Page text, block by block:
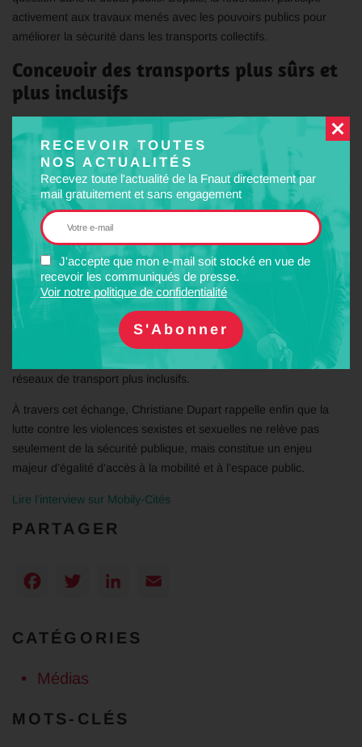
RECEVOIR TOUTES
NOS ACTUALITÉS
Recevez toute l'actualité de la Fnaut directement par
mail gratuitement et sans engagement
J'accepte que mon e-mail soit stocké en vue de
recevoir les communiqués de presse.
Voir notre politique de confidentialité
activement aux travaux menés avec les pouvoirs publics pour
améliorer la sécurité dans les transports collectifs.
Concevoir des transports plus sûrs et
plus inclusifs
Christiane Dupart insiste notamment sur la nécessité de mieux
intégrer les besoins des femmes dans la conception des
infrastructures et des services. Éclairage, visibilité, signalétique,
aménagement des cheminements ou implantation des arrêts :
autant de choix qui influencent directement le sentiment de
sécurité et l’usage des transports publics.
L’entretien met également en avant l’intérêt des démarches
participatives, comme les marches exploratoires, qui permettent
aux usagères de partager leur expérience du terrain et d’identifier
les aménagements nécessaires. Une approche que la Fnaut
souhaite voir davantage développée afin de construire des
réseaux de transport plus inclusifs.
À travers cet échange, Christiane Dupart rappelle enfin que la
lutte contre les violences sexistes et sexuelles ne relève pas
seulement de la sécurité publique, mais constitue un enjeu
majeur d’égalité d’accès à la mobilité et à l’espace public.
Lire l’interview sur Mobily-Cités
PARTAGER
Facebook
TwitterLinkedIn
CATÉGORIES
Médias
MOTS-CLÉS